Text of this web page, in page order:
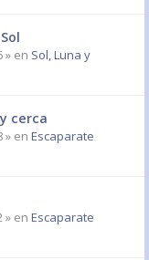
» en Sol, Luna y
cerca
» en Escaparate
» en Escaparate